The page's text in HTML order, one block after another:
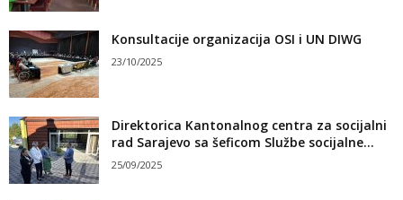
Konsultacije organizacija OSI i UN DIWG
23/10/2025
Direktorica Kantonalnog centra za socijalni
rad Sarajevo sa šeficom Službe socijalne...
25/09/2025